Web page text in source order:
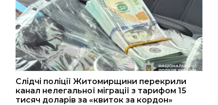
Слідчі поліції Житомирщини перекрили
канал нелегальної міграції з тарифом 15
тисяч доларів за «квиток за кордон»